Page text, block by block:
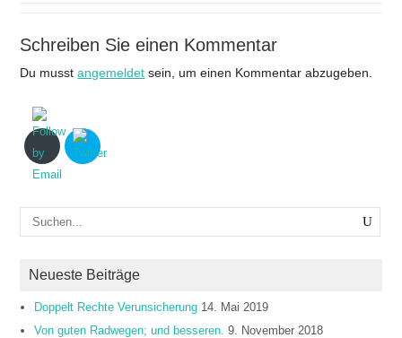
Schreiben Sie einen Kommentar
Du musstangemeldet sein, um einen Kommentar abzugeben.
Neueste Beiträge
Doppelt Rechte Verunsicherung 14. Mai 2019
Von guten Radwegen; und besseren. 9. November 2018